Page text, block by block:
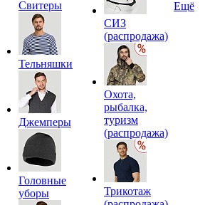
Свитеры
Тельняшки
Джемперы
Головные
уборы
СИЗ
(распродажа)
Охота,
рыбалка,
туризм
(распродажа)
Трикотаж
Ещё